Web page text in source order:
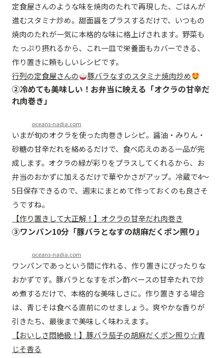
定食屋さんのような味を焼肉のたれで再現した、ごはんが
進むスタミナ炒め。甜面醤をプラスするだけで、いつもの
焼肉のたれが一気に本格的な味に格上げされます。野菜も
たっぷり摂れるから、これ一皿で栄養面もカバーできる、
作り置きに頼もしいレシピです。
行列の定食屋さんの
豚バラなすのスタミナ焼肉炒め
②冷めても美味しい！お弁当に映える「オクラの甘辛だ
れ肉巻き」
oceans-nadia.com
いまが旬のオクラを使った肉巻きレシピ。醤油・みりん・
砂糖の甘辛だれを絡めるだけで、食べ応えのある一品が完
成します。オクラの緑が彩りをプラスしてくれるから、お
弁当のおかずに加えるだけで華やかさがアップ。冷蔵で4～
5日保存できるので、週末にまとめて作っておくのも良さそ
うですね。
【作り置きして大正解！】オクラの甘辛だれ肉巻き
③ワンパン10分「豚バラとなすの胡麻だくポン照り」
oceans-nadia.com
ワンパンであっという間に作れる、作り置きにぴったりな
おかずです。豚バラとなすをポン酢ベースの甘辛たれで炒
め煮するだけで、本格的な美味しさに。作り置きする場合
は、青じそは食べる直前にのせましょう。爽やかな香りが
引きたち、最後まで美味しく味わえます。
【おいしさ悶絶級！】豚バラ茄子の胡麻だくポン照り☆青
じそ香る